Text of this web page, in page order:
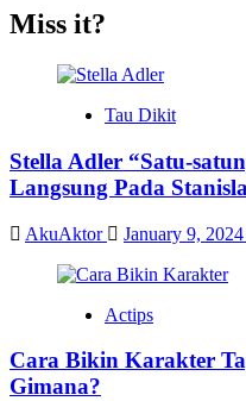
Miss it?
Tau Dikit
Stella Adler “Satu-
Langsung Pada
AkuAktor January 9, 2024
Actips
Cara Bikin Karakter
Gimana?